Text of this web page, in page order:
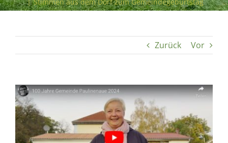
Zurück Vor
Zeige
grösseres
Bild